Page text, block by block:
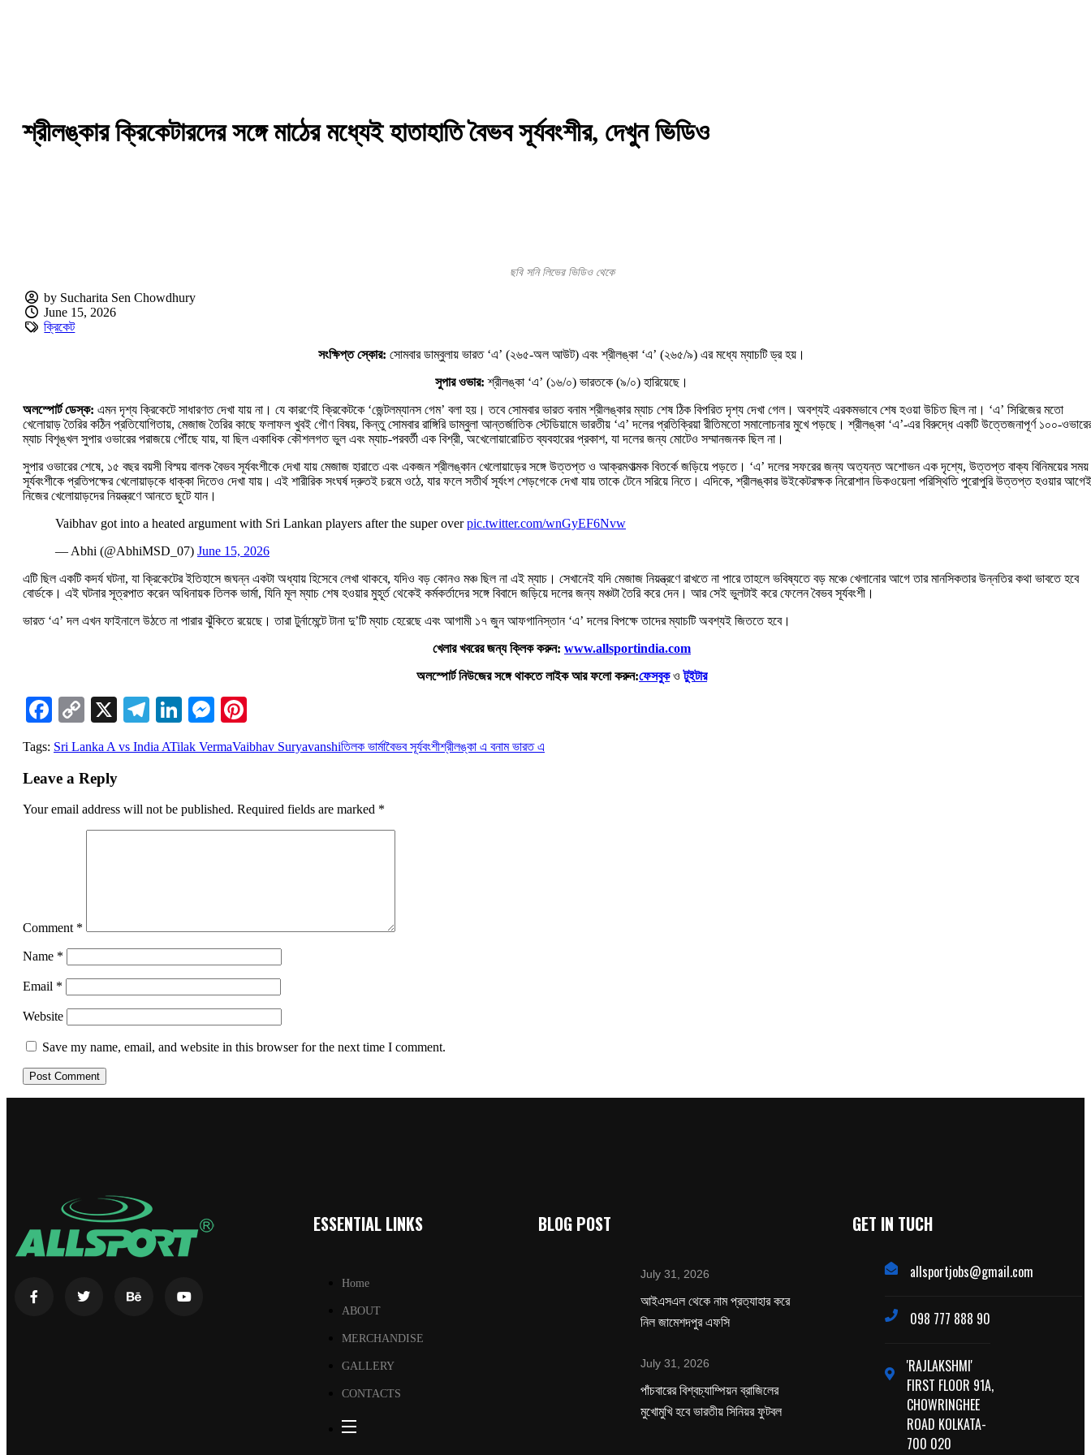
শ্রীলঙ্কার ক্রিকেটারদের সঙ্গে মাঠের মধ্যেই হাতাহাতি বৈভব সূর্যবংশীর, দেখুন ভিডিও
ছবি সনি লিভের ভিডিও থেকে
by Sucharita Sen Chowdhury
June 15, 2026
ক্রিকেট
সংক্ষিপ্ত স্কোর: সোমবার ডাম্বুলায় ভারত ‘এ’ (২৬৫-অল আউট) এবং শ্রীলঙ্কা ‘এ’ (২৬৫/৯) এর মধ্যে ম্যাচটি ড্র হয়।
সুপার ওভার: শ্রীলঙ্কা ‘এ’ (১৬/০) ভারতকে (৯/০) হারিয়েছে।
অলস্পোর্ট ডেস্ক: এমন দৃশ্য ক্রিকেটে সাধারণত দেখা যায় না। যে কারণেই ক্রিকেটকে ‘জেন্টলম্যানস গেম’ বলা হয়। তবে সোমবার ভারত বনাম শ্রীলঙ্কার ম্যাচ শেষ ঠিক বিপরিত দৃশ্য দেখা গেল। অবশ্যই এরকমভাবে শেষ হওয়া উচিত ছিল না। ‘এ’ সিরিজের মতো
খেলোয়াড় তৈরির কঠিন প্রতিযোগিতায়, মেজাজ তৈরির কাছে ফলাফল খুবই গৌণ বিষয়, কিন্তু সোমবার রাঙ্গিরি ডাম্বুলা আন্তর্জাতিক স্টেডিয়ামে ভারতীয় ‘এ’ দলের প্রতিক্রিয়া রীতিমতো সমালোচনার মুখে পড়ছে। শ্রীলঙ্কা ‘এ’-এর বিরুদ্ধে একটি উত্তেজনাপূর্ণ ১০০-
ম্যাচ বিশৃঙ্খল সুপার ওভারের পরাজয়ে পৌঁছে যায়, যা ছিল একাধিক কৌশলগত ভুল এবং ম্যাচ-পরবর্তী এক বিশ্রী, অখেলোয়ারোচিত ব্যবহারের প্রকাশ, যা দলের জন্য মোটেও সম্মানজনক ছিল না।
সুপার ওভারের শেষে, ১৫ বছর বয়সী বিস্ময় বালক বৈভব সূর্যবংশীকে দেখা যায় মেজাজ হারাতে এবং একজন শ্রীলঙ্কান খেলোয়াড়ের সঙ্গে উত্তপ্ত ও আক্রমণাত্মক বিতর্কে জড়িয়ে পড়তে। ‘এ’ দলের সফরের জন্য অত্যন্ত অশোভন এক দৃশ্যে, উত্তপ্ত বাক্য বিনিময়ের সময়
সূর্যবংশীকে প্রতিপক্ষের খেলোয়াড়কে ধাক্কা দিতেও দেখা যায়। এই শারীরিক সংঘর্ষ দ্রুতই চরমে ওঠে, যার ফলে সতীর্থ সূর্যংশ শেড়গেকে দেখা যায় তাকে টেনে সরিয়ে নিতে। এদিকে, শ্রীলঙ্কার উইকেটরক্ষক নিরোশান ডিকওয়েলা পরিস্থিতি পুরোপুরি উত্তপ্ত হওয়ার আগেই
নিজের খেলোয়াড়দের নিয়ন্ত্রণে আনতে ছুটে যান।
Vaibhav got into a heated argument with Sri Lankan players after the super overpic.twitter.com/wnGyEF6Nvw
— Abhi (@AbhiMSD_07) June 15, 2026
এটি ছিল একটি কদর্য ঘটনা, যা ক্রিকেটের ইতিহাসে জঘন্ন একটা অধ্যায় হিসেবে লেখা থাকবে, যদিও বড় কোনও মঞ্চ ছিল না এই ম্যাচ। সেখানেই যদি মেজাজ নিয়ন্ত্রণে রাখতে না পারে তাহলে ভবিষ্যতে বড় মঞ্চে খেলানোর আগে তার মানসিকতার উন্নতির কথা ভাবতে হবে
বোর্ডকে। এই ঘটনার সূত্রপাত করেন অধিনায়ক তিলক ভার্মা, যিনি মূল ম্যাচ শেষ হওয়ার মুহূর্ত থেকেই কর্মকর্তাদের সঙ্গে বিবাদে জড়িয়ে দলের জন্য মঞ্চটা তৈরি করে দেন। আর সেই ভুলটাই করে ফেলেন বৈভব সূর্যবংশী।
ভারত ‘এ’ দল এখন ফাইনালে উঠতে না পারার ঝুঁকিতে রয়েছে। তারা টুর্নামেন্টে টানা দু’টি ম্যাচ হেরেছে এবং আগামী ১৭ জুন আফগানিস্তান ‘এ’ দলের বিপক্ষে তাদের ম্যাচটি অবশ্যই জিততে হবে।
খেলার খবরের জন্য ক্লিক করুন: www.allsportindia.com
অলস্পোর্ট নিউজের সঙ্গে থাকতে লাইক আর ফলো করুন:ফেসবুকওটুইটার
Facebook
Copy
Link
X Telegram
LinkedIn
Messenger
Tags: Sri Lanka A vs India ATilak VermaVaibhav Suryavanshiতিলক ভার্মাবৈভব সূর্যবংশীশ্রীলঙ্কা এ বনাম ভারত এ
Leave a Reply
Your email address will not be published. Required fields are marked *
Comment *
Name *
Email *
Website
Save my name, email, and website in this browser for the next time I comment.
ESSENTIAL LINKS
Home
ABOUT
MERCHANDISE
GALLERY
CONTACTS
BLOG POST
July 31, 2026
‌আইএসএল থেকে নাম প্রত্যাহার করে
নিল জামেশদপুর এফসি
July 31, 2026
পাঁচবারের বিশ্বচ্যাম্পিয়ন ব্রাজিলের
মুখোমুখি হবে ভারতীয় সিনিয়র ফুটবল
GET IN TUCH
allsportjobs@gmail.com
098 777 888 90
'RAJLAKSHMI'
FIRST FLOOR 91A,
CHOWRINGHEE
ROAD KOLKATA-
700 020